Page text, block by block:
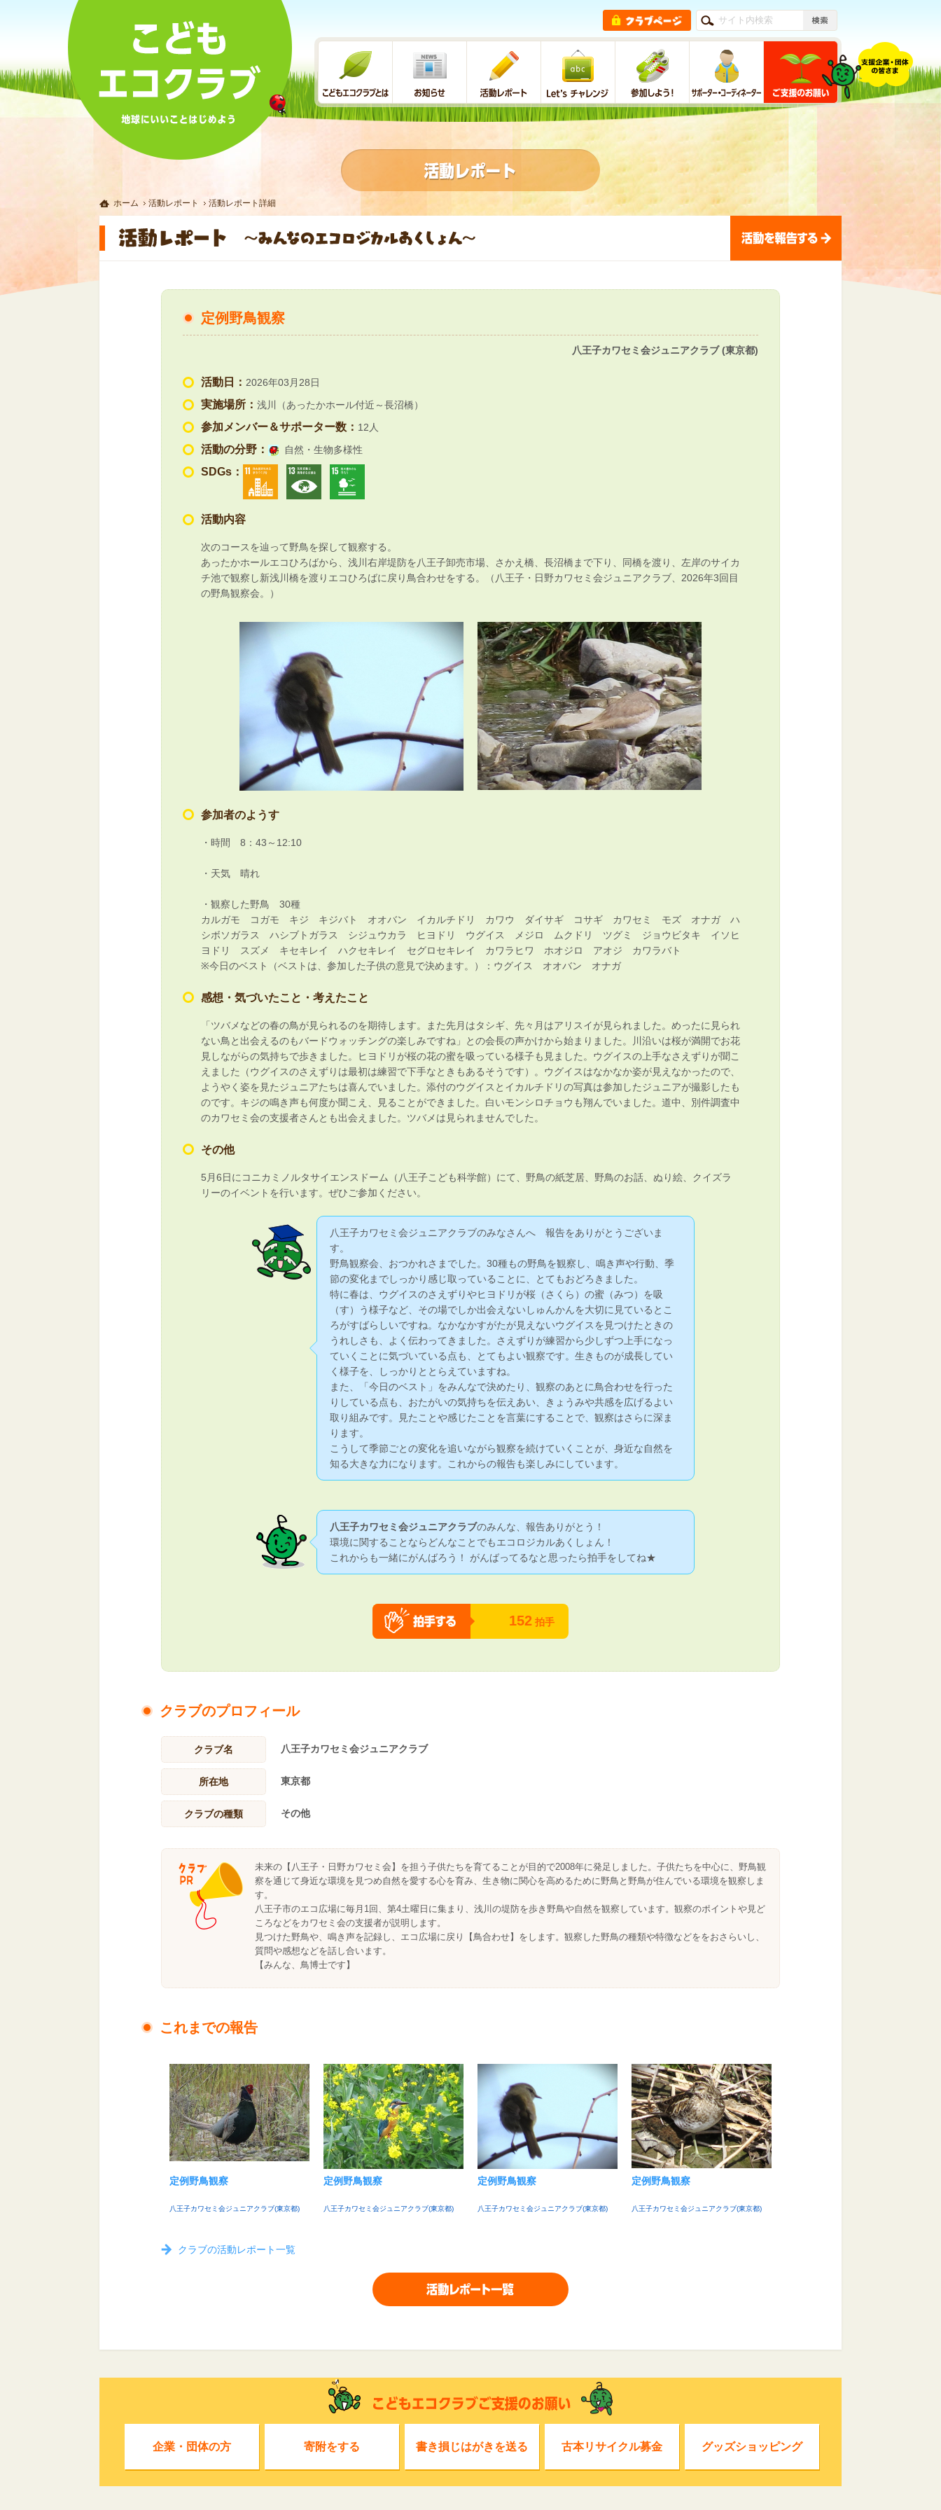
ホーム 活動レポート 活動レポート詳細
定例野鳥観察
八王子カワセミ会ジュニアクラブ (東京都)
活動日： 2026年03月28日
実施場所： 浅川（あったかホール付近～長沼橋）
参加メンバー＆サポーター数： 12人
活動の分野： 自然・生物多様性
SDGs：
活動内容
次のコースを辿って野鳥を探して観察する。
あったかホールエコひろばから、浅川右岸堤防を八王子卸売市場、さかえ橋、長沼橋まで下り、同橋を渡り、左岸のサイカ
チ池で観察し新浅川橋を渡りエコひろばに戻り鳥合わせをする。（八王子・日野カワセミ会ジュニアクラブ、2026年3回目
の野鳥観察会。）
参加者のようす
・時間 8：43～12:10
・天気 晴れ
・観察した野鳥 30種
カルガモ コガモ キジ キジバト オオバン イカルチドリ カワウ ダイサギ コサギ カワセミ モズ オナガ ハ
シボソガラス ハシブトガラス シジュウカラ ヒヨドリ ウグイス メジロ ムクドリ ツグミ ジョウビタキ イソヒ
ヨドリ スズメ キセキレイ ハクセキレイ セグロセキレイ カワラヒワ ホオジロ アオジ カワラバト
※今日のベスト（ベストは、参加した子供の意見で決めます。）：ウグイス オオバン オナガ
感想・気づいたこと・考えたこと
「ツバメなどの春の鳥が見られるのを期待します。また先月はタシギ、先々月はアリスイが見られました。めったに見られ
ない鳥と出会えるのもバードウォッチングの楽しみですね」との会長の声かけから始まりました。川沿いは桜が満開でお花
見しながらの気持ちで歩きました。ヒヨドリが桜の花の蜜を吸っている様子も見ました。ウグイスの上手なさえずりが聞こ
えました（ウグイスのさえずりは最初は練習で下手なときもあるそうです）。ウグイスはなかなか姿が見えなかったので、
ようやく姿を見たジュニアたちは喜んでいました。添付のウグイスとイカルチドリの写真は参加したジュニアが撮影したも
のです。キジの鳴き声も何度か聞こえ、見ることができました。白いモンシロチョウも翔んでいました。道中、別件調査中
のカワセミ会の支援者さんとも出会えました。ツバメは見られませんでした。
その他
5月6日にコニカミノルタサイエンスドーム（八王子こども科学館）にて、野鳥の紙芝居、野鳥のお話、ぬり絵、クイズラ
リーのイベントを行います。ぜひご参加ください。
八王子カワセミ会ジュニアクラブのみなさんへ 報告をありがとうございま
す。
野鳥観察会、おつかれさまでした。30種もの野鳥を観察し、鳴き声や行動、季
節の変化までしっかり感じ取っていることに、とてもおどろきました。
特に春は、ウグイスのさえずりやヒヨドリが桜（さくら）の蜜（みつ）を吸
（す）う様子など、その場でしか出会えないしゅんかんを大切に見ているとこ
ろがすばらしいですね。なかなかすがたが見えないウグイスを見つけたときの
うれしさも、よく伝わってきました。さえずりが練習から少しずつ上手になっ
ていくことに気づいている点も、とてもよい観察です。生きものが成長してい
く様子を、しっかりととらえていますね。
また、「今日のベスト」をみんなで決めたり、観察のあとに鳥合わせを行った
りしている点も、おたがいの気持ちを伝えあい、きょうみや共感を広げるよい
取り組みです。見たことや感じたことを言葉にすることで、観察はさらに深ま
ります。
こうして季節ごとの変化を追いながら観察を続けていくことが、身近な自然を
知る大きな力になります。これからの報告も楽しみにしています。
八王子カワセミ会ジュニアクラブのみんな、報告ありがとう！
環境に関することならどんなことでもエコロジカルあくしょん！
これからも一緒にがんばろう！ がんばってるなと思ったら拍手をしてね★
152 拍手
クラブのプロフィール
クラブ名 八王子カワセミ会ジュニアクラブ
所在地 東京都
クラブの種類 その他
未来の【八王子・日野カワセミ会】を担う子供たちを育てることが目的で2008年に発足しました。子供たちを中心に、野鳥観
察を通じて身近な環境を見つめ自然を愛する心を育み、生き物に関心を高めるために野鳥と野鳥が住んでいる環境を観察しま
す。
八王子市のエコ広場に毎月1回、第4土曜日に集まり、浅川の堤防を歩き野鳥や自然を観察しています。観察のポイントや見ど
ころなどをカワセミ会の支援者が説明します。
見つけた野鳥や、鳴き声を記録し、エコ広場に戻り【鳥合わせ】をします。観察した野鳥の種類や特徴などををおさらいし、
質問や感想などを話し合います。
【みんな、鳥博士です】
これまでの報告
定例野鳥観察
八王子カワセミ会ジュニアクラブ(東京都)
定例野鳥観察
八王子カワセミ会ジュニアクラブ(東京都)
定例野鳥観察
八王子カワセミ会ジュニアクラブ(東京都)
定例野鳥観察
八王子カワセミ会ジュニアクラブ(東京都)
クラブの活動レポート一覧
企業・団体の方 寄附をする 書き損じはがきを送る 古本リサイクル募金 グッズショッピング